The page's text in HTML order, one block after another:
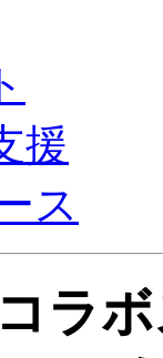
援
ス
コラ